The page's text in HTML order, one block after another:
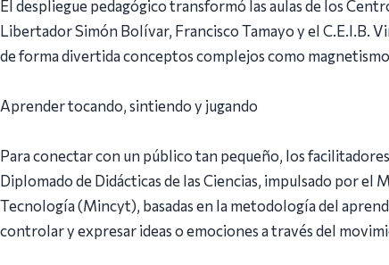
El despliegue pedagógico transformó las aulas de los
Libertador Simón Bolívar, Francisco Tamayo y el C.E.I.B.
de forma divertida conceptos complejos como
Aprender tocando, sintiendo y jugando
Para conectar con un público tan pequeño, los
Diplomado de Didácticas de las Ciencias, impulsado por el
Tecnología (Mincyt), basadas en la metodología del
controlar y expresar ideas o emociones a través del